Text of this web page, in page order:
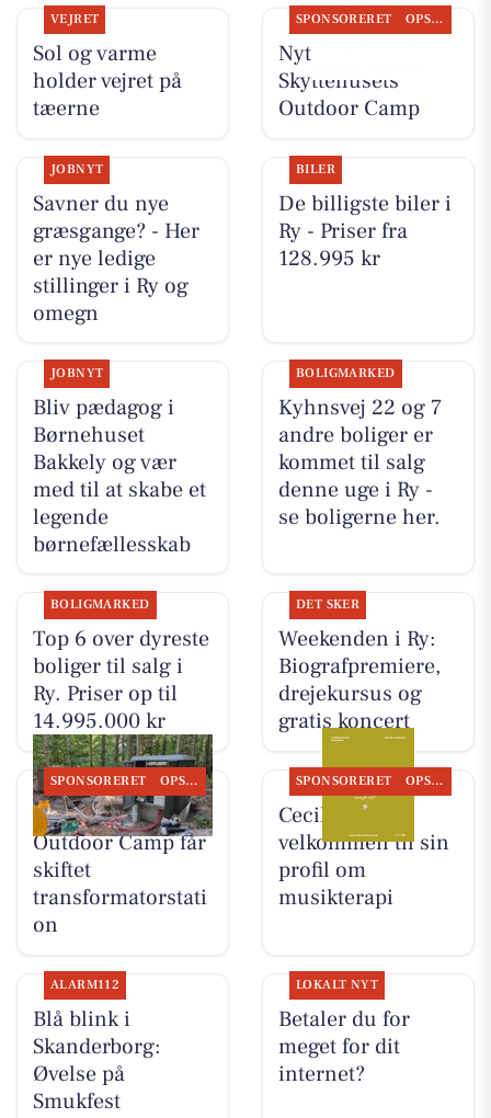
VEJRET
Sol og varme
holder vejret på
tæerne
SPONSORERET OPSLAGSTAVLEN
Nyt fra
Skyttehusets
Outdoor Camp
JOBNYT
Savner du nye
græsgange? - Her
er nye ledige
stillinger i Ry og
omegn
BILER
De billigste biler i
Ry - Priser fra
128.995 kr
JOBNYT
Bliv pædagog i
Børnehuset
Bakkely og vær
med til at skabe et
legende
børnefællesskab
BOLIGMARKED
Kyhnsvej 22 og 7
andre boliger er
kommet til salg
denne uge i Ry -
se boligerne her.
BOLIGMARKED
Top 6 over dyreste
boliger til salg i
Ry. Priser op til
14.995.000 kr
DET SKER
Weekenden i Ry:
Biografpremiere,
drejekursus og
gratis koncert
SPONSORERET OPSLAGSTAVLEN
Skyttehusets
Outdoor Camp får
skiftet
transformatorstati
on
SPONSORERET OPSLAGSTAVLEN
Cecillie byder
velkommen til sin
profil om
musikterapi
ALARM112
Blå blink i
Skanderborg:
Øvelse på
Smukfest
LOKALT NYT
Betaler du for
meget for dit
internet?